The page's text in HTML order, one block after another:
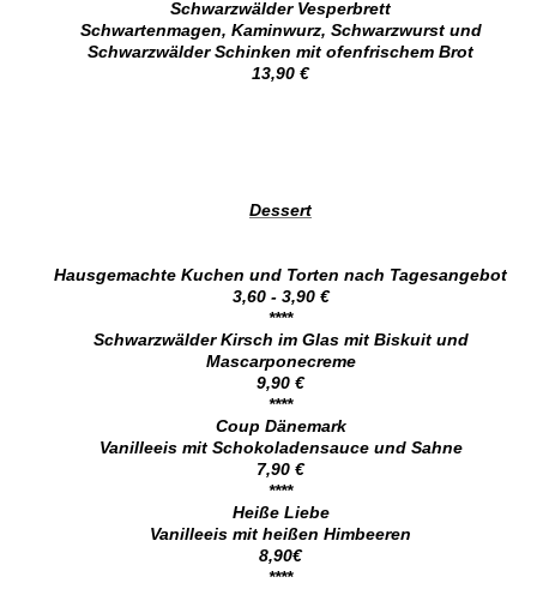
Schwarzwälder Vesperbrett
Schwartenmagen, Kaminwurz, Schwarzwurst und
Schwarzwälder Schinken mit ofenfrischem Brot
13,90 €
Dessert
Hausgemachte Kuchen und Torten nach Tagesangebot
3,60 - 3,90 €
****
Schwarzwälder Kirsch im Glas mit Biskuit und
Mascarponecreme
9,90 €
****
Coup Dänemark
Vanilleeis mit Schokoladensauce und Sahne
7,90 €
****
Heiße Liebe
Vanilleeis mit heißen Himbeeren
8,90€
****